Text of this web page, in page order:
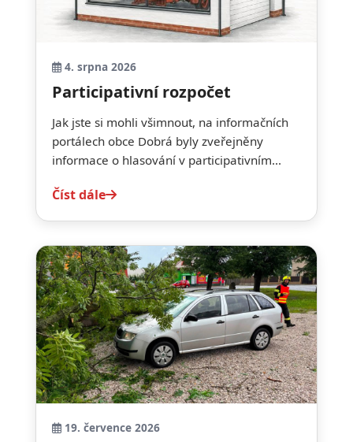
4. srpna 2026
Participativní rozpočet
Jak jste si mohli všimnout, na informačních
portálech obce Dobrá byly zveřejněny
informace o hlasování v participativním...
Číst dále
19. července 2026